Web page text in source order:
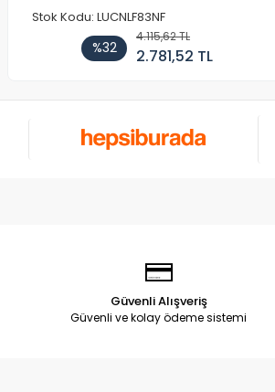
Stok Kodu: LUCNLF83NF
%32
4.115,62 TL
2.781,52 TL
Güvenli Alışveriş
Güvenli ve kolay ödeme sistemi